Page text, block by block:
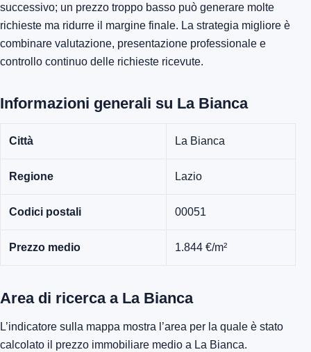
successivo; un prezzo troppo basso può generare molte
richieste ma ridurre il margine finale. La strategia migliore è
combinare valutazione, presentazione professionale e
controllo continuo delle richieste ricevute.
Informazioni generali su La Bianca
Città La Bianca
Regione Lazio
Codici postali 00051
Prezzo medio 1.844 €/m²
Area di ricerca a La Bianca
L’indicatore sulla mappa mostra l’area per la quale è stato
calcolato il prezzo immobiliare medio a La Bianca.